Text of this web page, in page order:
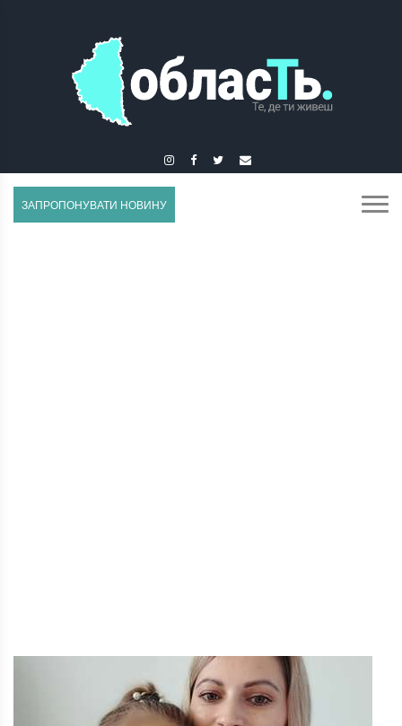
ЗАПРОПОНУВАТИ НОВИНУ